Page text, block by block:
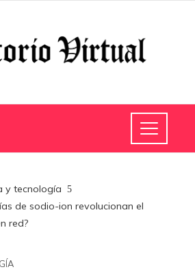
y tecnología
de sodio-ion revolucionan el
red?